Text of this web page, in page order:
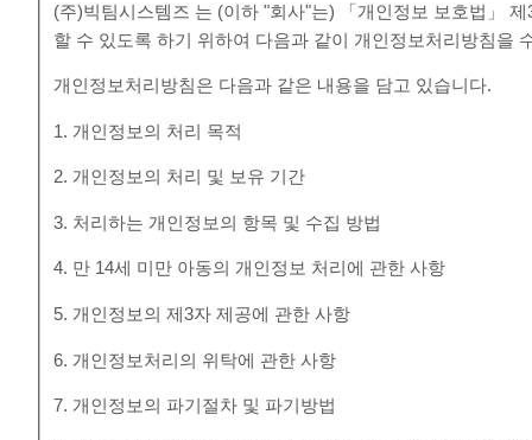
(주)빅팀시스템즈 는 (이하 "회사"는) 「개인정보 보호법」
할 수 있도록 하기 위하여 다음과 같이 개인정보처리방침을
개인정보처리방침은 다음과 같은 내용을 담고 있습니다.
1. 개인정보의 처리 목적
2. 개인정보의 처리 및 보유 기간
3. 처리하는 개인정보의 항목 및 수집 방법
4. 만 14세 미만 아동의 개인정보 처리에 관한 사항
5. 개인정보의 제3자 제공에 관한 사항
6. 개인정보처리의 위탁에 관한 사항
7. 개인정보의 파기절차 및 파기방법